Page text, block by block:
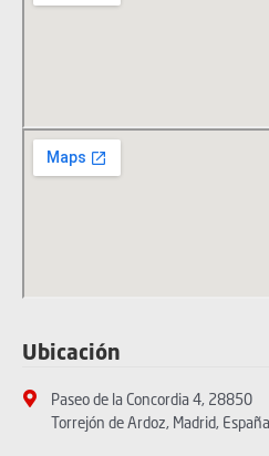
Ubicación
Paseo de la Concordia 4, 28850
Torrejón de Ardoz, Madrid, España